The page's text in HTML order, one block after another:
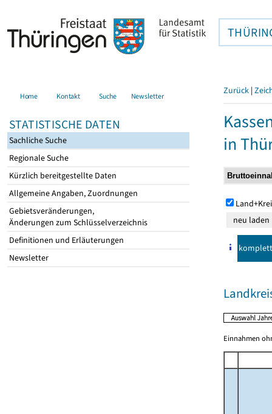
Home Kontakt Suche Newsletter
STATISTISCHE DATEN
Sachliche Suche
Regionale Suche
Kürzlich bereitgestellte Daten
Allgemeine Angaben, Zuordnungen
Gebietsveränderungen,
Änderungen zum Schlüsselverzeichnis
Definitionen und Erläuterungen
Newsletter
Zurück |
in
komplett
Einnahmen